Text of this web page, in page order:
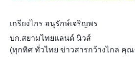
เกรียงไกร อนุรักษ์เจริญพร
บก.สยามไทยแลนด์ นิวส์
(ทุกทิศ ทั่วไทย ข่าวสารกว้างไกล คุ